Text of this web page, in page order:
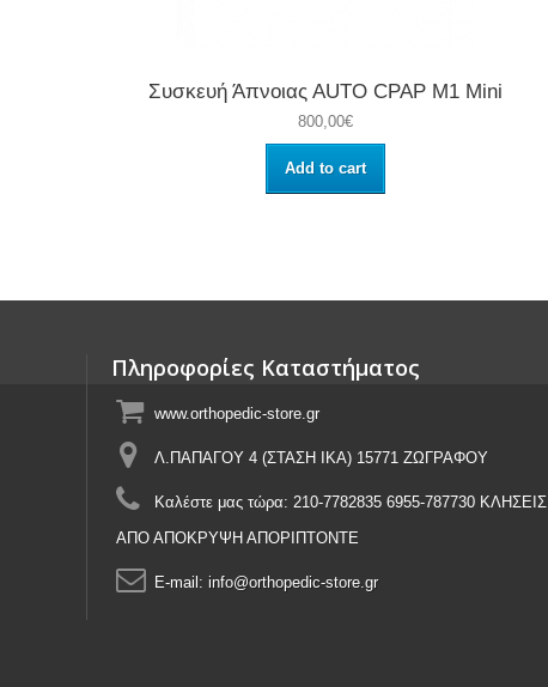
Συσκευή Άπνοιας ΑUTO CPAP M1 Mini
800,00€
Add to cart
Πληροφορίες Καταστήματος
www.orthopedic-store.gr
Λ.ΠΑΠΑΓΟΥ 4 (ΣΤΑΣΗ ΙΚΑ) 15771 ΖΩΓΡΑΦΟΥ
Καλέστε μας τώρα: 210-7782835 6955-787730 ΚΛΗΣΕΙΣ
ΑΠΟ ΑΠΟΚΡΥΨΗ ΑΠΟΡΙΠΤΟΝΤΕ
E-mail: info@orthopedic-store.gr